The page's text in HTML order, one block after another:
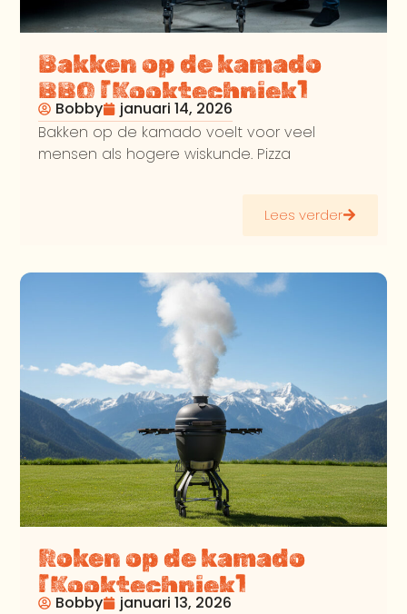
Bakken op de kamado
BBQ [Kooktechniek]
Bobby
januari 14, 2026
Bakken op de kamado voelt voor veel
mensen als hogere wiskunde. Pizza
Lees verder
Roken op de kamado
[Kooktechniek]
Bobby
januari 13, 2026